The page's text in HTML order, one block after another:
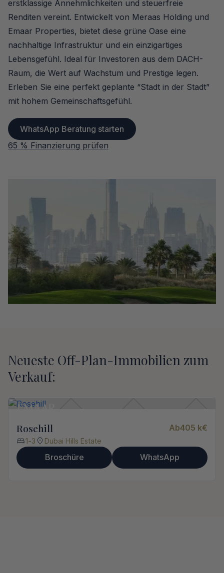
erstklassige Annehmlichkeiten und steuerfreie
Renditen vereint. Entwickelt von Meraas Holding und
Emaar Properties, bietet diese grüne Oase eine
nachhaltige Infrastruktur und ein einzigartiges
Lebensgefühl. Ideal für Investoren aus dem DACH-
Raum, die Wert auf Wachstum und Prestige legen.
Erleben Sie eine perfekt geplante “Stadt in der Stadt”
mit hohem Gemeinschaftsgefühl.
WhatsApp Beratung starten
65 % Finanzierung prüfen
Neueste Off-Plan-Immobilien zum
Verkauf:
Rosehill Ab405 k€
1-3 Dubai Hills Estate
Broschüre WhatsApp